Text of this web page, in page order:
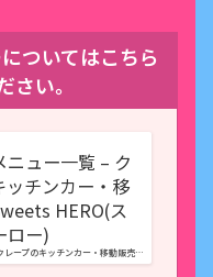
ついてはこちら
さい。
レープのキッチンカー・移動販売…
ニュー一覧 – ク
ッチンカー・移
HERO(ス
ロー)